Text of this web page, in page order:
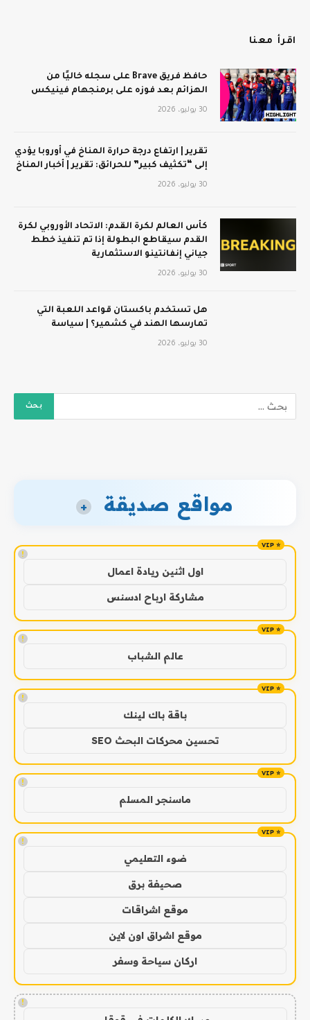
اقرأ معنا
حافظ فريق Brave على سجله خاليًا من
الهزائم بعد فوزه على برمنجهام فينيكس
30 يوليو، 2026
تقرير | ارتفاع درجة حرارة المناخ في أوروبا يؤدي
إلى “تكثيف كبير” للحرائق: تقرير | أخبار المناخ
30 يوليو، 2026
كأس العالم لكرة القدم: الاتحاد الأوروبي لكرة
القدم سيقاطع البطولة إذا تم تنفيذ خطط
جياني إنفانتينو الاستثمارية
30 يوليو، 2026
هل تستخدم باكستان قواعد اللعبة التي
تمارسها الهند في كشمير؟ | سياسة
30 يوليو، 2026
مواقع صديقة +
!
اول اثنين ريادة اعمال
مشاركة ارباح ادسنس
!
عالم الشباب
!
باقة باك لينك
تحسين محركات البحث SEO
!
ماسنجر المسلم
!
ضوء التعليمي
صحيفة برق
موقع اشراقات
موقع اشراق اون لاين
اركان سياحة وسفر
!